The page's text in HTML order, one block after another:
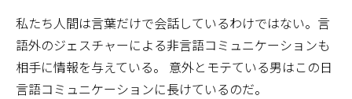
私たち人間は言葉だけで会話しているわけではない。言
語外のジェスチャーによる非言語コミュニケーションも
相手に情報を与えている。 意外とモテている男はこの日
言語コミュニケーションに長けているのだ。